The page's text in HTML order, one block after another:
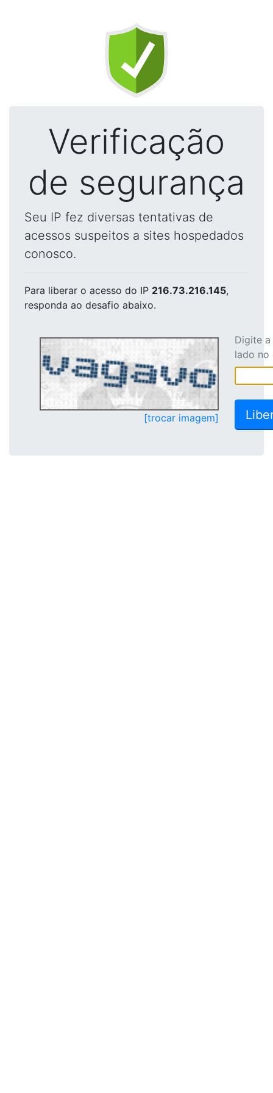
Verificação
de segurança
Seu IP fez diversas tentativas de
acessos suspeitos a sites hospedados
conosco.
Para liberar o acesso do IP 216.73.216.145,
responda ao desafio abaixo.
[trocar imagem]
Digite
lado no